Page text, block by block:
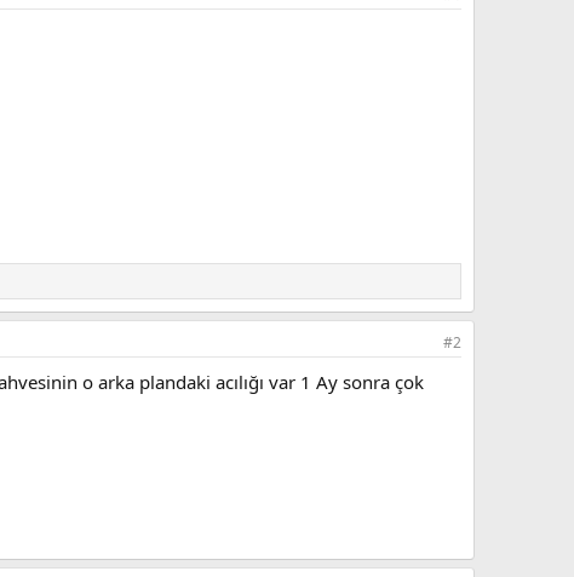
#2
o arka plandaki acılığı var 1 Ay sonra çok